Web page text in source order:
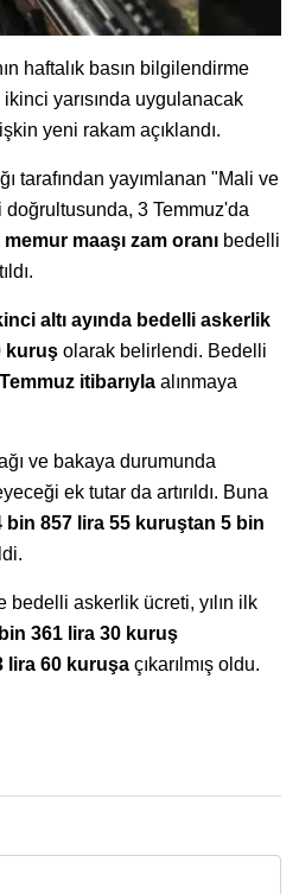
haftalık basın bilgilendirme
ikinci yarısında uygulanacak
yeni rakam açıklandı.
tarafından yayımlanan "Mali ve
3 Temmuz'da
maaşı zam oranı bedelli
altı ayında bedelli askerlik
kuruş olarak belirlendi. Bedelli
itibarıyla alınmaya
ve bakaya durumunda
ek tutar da artırıldı. Buna
bin 857 lira 55 kuruştan 5 bin
askerlik ücreti, yılın ilk
361 lira 30 kuruş
lira 60 kuruşa çıkarılmış oldu.